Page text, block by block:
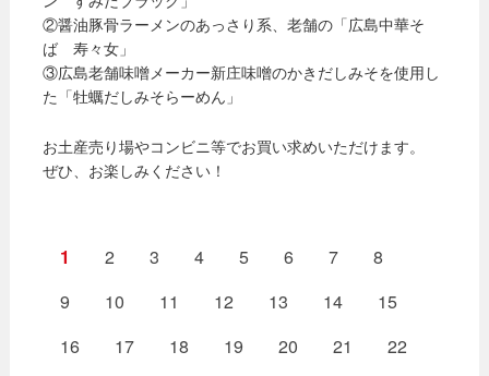
②醤油豚骨ラーメンのあっさり系、老舗の「広島中華そ
ば 寿々女」
③広島老舗味噌メーカー新庄味噌のかきだしみそを使用し
た「牡蠣だしみそらーめん」
お土産売り場やコンビニ等でお買い求めいただけます。
ぜひ、お楽しみください！
1 2 3 4 5 6 7
8
9
10 11 12 13 14
15
16
17 18 19 20 21
22